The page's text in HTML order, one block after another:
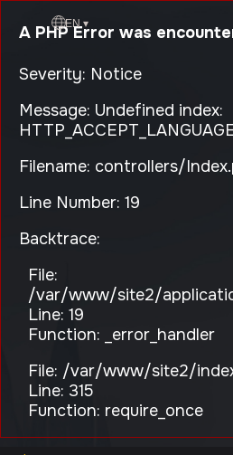
A PHP Error was
Severity: Notice
Message: Undefined index:
Filename: controllers/
Line Number: 19
Backtrace:
File:
/var/www/site2/
Line: 19
Function: _error_handler
File: /var/www/site2/
Line: 315
Function: require_once
EN ▾